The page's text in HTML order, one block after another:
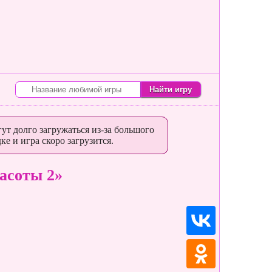
долго загружаться из-за большого
и игра скоро загрузится.
2»